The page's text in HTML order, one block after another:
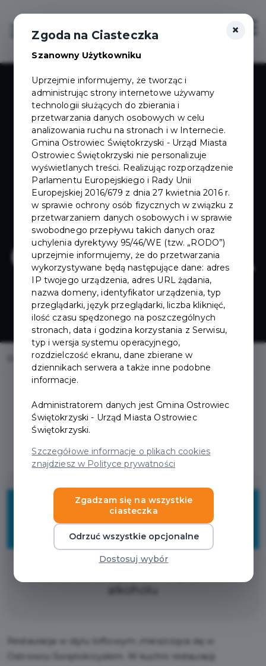
Home Oferty GRAVITACJA
Regulamin i warunki
5%
ZNIŻKI
alkoholu
Restauracja w stylu loftowym ,mieszcząca się w
Ostrowcu Świętokrzyskim. W kuchni restauracji
×
Zgoda na Ciasteczka
Szanowny Użytkowniku
Uprzejmie informujemy, że tworząc i
administrując strony internetowe używamy
technologii służących do zbierania i
przetwarzania danych osobowych w celu
analizowania ruchu na stronach i w Internecie.
Gmina Ostrowiec Świętokrzyski - Urząd Miasta
Ostrowiec Świętokrzyski nie personalizuje
wyświetlanych treści. Realizując rozporządzenie
Parlamentu Europejskiego i Rady Unii
Europejskiej 2016/679 z dnia 27 kwietnia 2016 r.
w sprawie ochrony osób fizycznych w związku z
przetwarzaniem danych osobowych i w sprawie
swobodnego przepływu takich danych oraz
uchylenia dyrektywy 95/46/WE (tzw. „RODO”)
uprzejmie informujemy, że do przetwarzania
wykorzystywane będą następujące dane: adres
IP twojego urządzenia, adres URL żądania,
nazwa domeny, identyfikator urządzenia, typ
przeglądarki, język przeglądarki, liczba kliknięć,
ilość czasu spędzonego na poszczególnych
stronach, data i godzina korzystania z Serwisu,
typ i wersja systemu operacyjnego,
rozdzielczość ekranu, dane zbierane w
dziennikach serwera a także inne podobne
informacje.
Administratorem danych jest Gmina Ostrowiec
Świętokrzyski - Urząd Miasta Ostrowiec
Świętokrzyski.
Szczegółowe informacje o plikach cookies
znajdziesz w Polityce prywatności
Zgadzam się na wszystkie
ciasteczka
Odrzuć wszystkie opcjonalne
Dostosuj wybór